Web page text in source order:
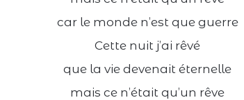
car le monde n’est que guerre
Cette nuit j’ai rêvé
que la vie devenait éternelle
mais ce n’était qu’un rêve